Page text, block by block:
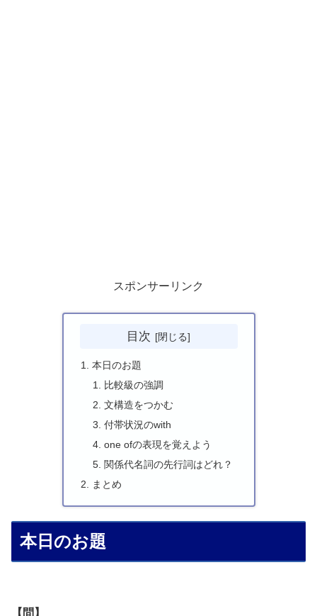
スポンサーリンク
目次
本日のお題
比較級の強調
文構造をつかむ
付帯状況のwith
one ofの表現を覚えよう
関係代名詞の先行詞はどれ？
まとめ
本日のお題
【問】